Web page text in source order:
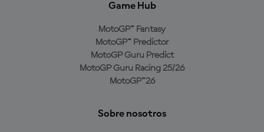
Game Hub
MotoGP™ Fantasy
MotoGP™ Predictor
MotoGP Guru Predict
MotoGP Guru Racing 25/26
MotoGP™26
Sobre nosotros